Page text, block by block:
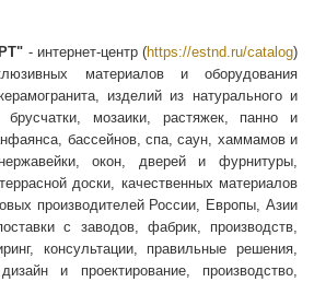
- интернет-центр (https://estnd.ru/catalog)
материалов и оборудования
изделий из натурального и
брусчатки, мозаики, растяжек, панно и
бассейнов, спа, саун, хаммамов и
окон, дверей и фурнитуры,
доски, качественных материалов
производителей России, Европы, Азии
с заводов, фабрик, производств,
консультации, правильные решения,
и проектирование, производство,